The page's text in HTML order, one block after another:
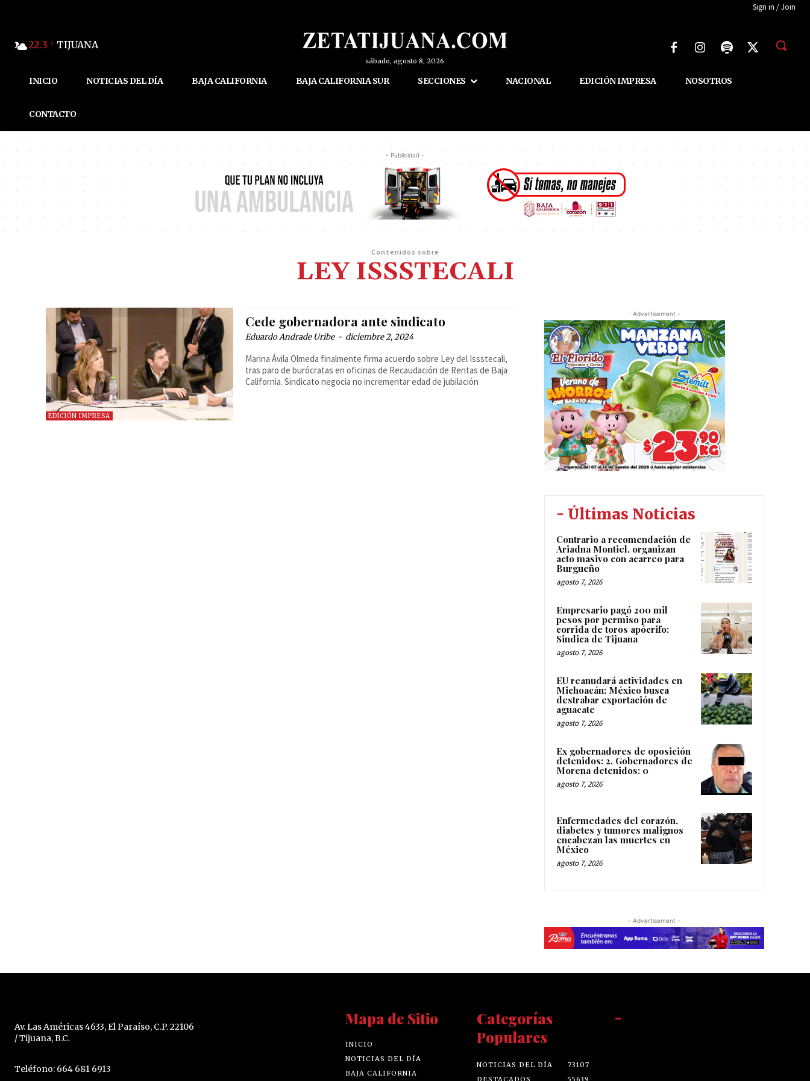
Sign in / Join
22.3 C TIJUANA
sábado, agosto 8, 2026
INICIO NOTICIAS DEL DÍA BAJA CALIFORNIA BAJA CALIFORNIA SUR SECCIONES NACIONAL EDICIÓN IMPRESA NOSOTROS
CONTACTO
- Publicidad -
Contenidos sobre
LEY ISSSTECALI
EDICIÓN IMPRESA
Cede gobernadora ante sindicato
Eduardo Andrade Uribe - diciembre 2, 2024
Marina Ávila Olmeda finalmente firma acuerdo sobre Ley del Issstecali,
tras paro de burócratas en oficinas de Recaudación de Rentas de Baja
California. Sindicato negocia no incrementar edad de jubilación
- Advertisement -
- Últimas Noticias
Contrario a recomendación de
Ariadna Montiel, organizan
acto masivo con acarreo para
Burgueño
agosto 7, 2026
Empresario pagó 200 mil
pesos por permiso para
corrida de toros apócrifo:
Sindica de Tijuana
agosto 7, 2026
EU reanudará actividades en
Michoacán; México busca
destrabar exportación de
aguacate
agosto 7, 2026
Ex gobernadores de oposición
detenidos: 2. Gobernadores de
Morena detenidos: 0
agosto 7, 2026
Enfermedades del corazón,
diabetes y tumores malignos
encabezan las muertes en
México
agosto 7, 2026
- Advertisement -
Av. Las Américas 4633, El Paraíso, C.P. 22106
/ Tijuana, B.C.
Teléfono: 664 681 6913
Mapa de Sitio
INICIO
NOTICIAS DEL DÍA
BAJA CALIFORNIA
Categorías
Populares
NOTICIAS DEL DÍA
73107
-